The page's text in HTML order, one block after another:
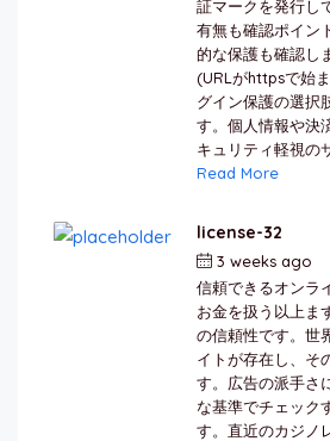
証マークを発行し
有無も確認ポイン
的な保護も確認し
(URLがhttpsで始
グイン保護の選択
す。個人情報や決
キュリティ軽視の
Read More
license-32
3 weeks ago
信頼できるオンラ
お金を扱う以上ま
の信頼性です。世
イトが存在し、そ
す。広告の派手さ
な基準でチェック
す。直近のカジノ